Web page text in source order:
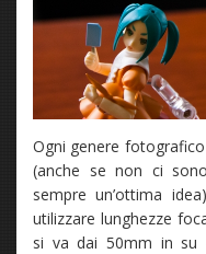
Ogni genere
(anche se non ci
sempre un’ottima
utilizzare lunghezze
si va dai 50mm in su